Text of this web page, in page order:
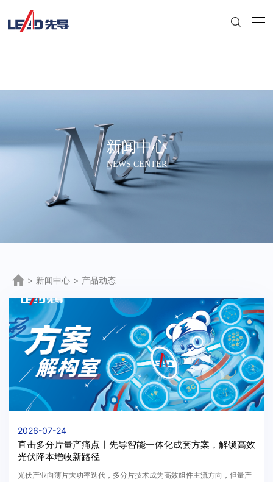
新闻中心
NEWS CENTER
> 新闻中心 > 产品动态
2026-07-24
直击多分片量产痛点丨先导智能一体化成套方案，解锁高效
光伏降本增收新路径
光伏产业向薄片大功率迭代，多分片技术成为高效组件主流方向，但量产